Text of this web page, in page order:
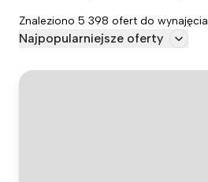
Znaleziono 5 398 ofert do wynajęcia
Najpopularniejsze oferty